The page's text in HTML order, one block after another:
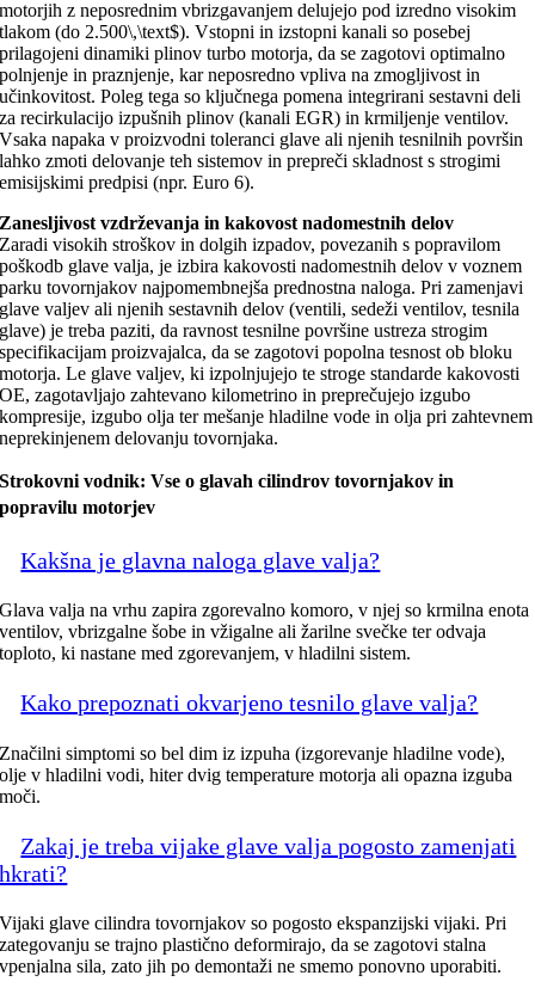
motorjih z neposrednim vbrizgavanjem delujejo pod izredno visokim
tlakom (do 2.500\,\text$). Vstopni in izstopni kanali so posebej
prilagojeni dinamiki plinov turbo motorja, da se zagotovi optimalno
polnjenje in praznjenje, kar neposredno vpliva na zmogljivost in
učinkovitost. Poleg tega so ključnega pomena integrirani sestavni deli
za recirkulacijo izpušnih plinov (kanali EGR) in krmiljenje ventilov.
Vsaka napaka v proizvodni toleranci glave ali njenih tesnilnih površin
lahko zmoti delovanje teh sistemov in prepreči skladnost s strogimi
emisijskimi predpisi (npr. Euro 6).
Zanesljivost vzdrževanja in kakovost nadomestnih delov
Zaradi visokih stroškov in dolgih izpadov, povezanih s popravilom
poškodb glave valja, je izbira kakovosti nadomestnih delov v voznem
parku tovornjakov najpomembnejša prednostna naloga. Pri zamenjavi
glave valjev ali njenih sestavnih delov (ventili, sedeži ventilov, tesnila
glave) je treba paziti, da ravnost tesnilne površine ustreza strogim
specifikacijam proizvajalca, da se zagotovi popolna tesnost ob bloku
motorja. Le glave valjev, ki izpolnjujejo te stroge standarde kakovosti
OE, zagotavljajo zahtevano kilometrino in preprečujejo izgubo
kompresije, izgubo olja ter mešanje hladilne vode in olja pri zahtevnem
neprekinjenem delovanju tovornjaka.
Strokovni vodnik: Vse o glavah cilindrov tovornjakov in
popravilu motorjev
Kakšna je glavna naloga glave valja?
Glava valja na vrhu zapira zgorevalno komoro, v njej so krmilna enota
ventilov, vbrizgalne šobe in vžigalne ali žarilne svečke ter odvaja
toploto, ki nastane med zgorevanjem, v hladilni sistem.
Kako prepoznati okvarjeno tesnilo glave valja?
Značilni simptomi so bel dim iz izpuha (izgorevanje hladilne vode),
olje v hladilni vodi, hiter dvig temperature motorja ali opazna izguba
moči.
Zakaj je treba vijake glave valja pogosto zamenjati
hkrati?
Vijaki glave cilindra tovornjakov so pogosto ekspanzijski vijaki. Pri
zategovanju se trajno plastično deformirajo, da se zagotovi stalna
vpenjalna sila, zato jih po demontaži ne smemo ponovno uporabiti.